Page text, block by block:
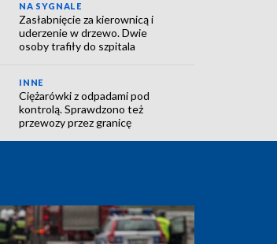
NA SYGNALE
Zasłabnięcie za kierownicą i
uderzenie w drzewo. Dwie
osoby trafiły do szpitala
INNE
Ciężarówki z odpadami pod
kontrolą. Sprawdzono też
przewozy przez granicę